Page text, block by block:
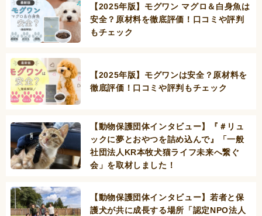
【2025年版】モグワン マグロ＆白身魚は
安全？原材料を徹底評価！口コミや評判
もチェック
【2025年版】モグワンは安全？原材料を
徹底評価！口コミや評判もチェック
【動物保護団体インタビュー】『＃リュ
ックに夢とおやつを詰め込んで』「一般
社団法人KR本牧犬猫ライフ未来へ繋ぐ
会」を取材しました！
【動物保護団体インタビュー】若者と保
護犬が共に成長する場所「認定NPO法人